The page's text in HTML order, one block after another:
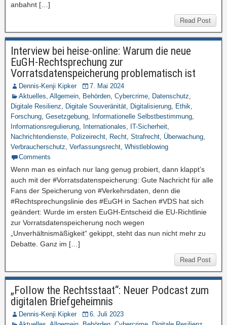
anbahnt […]
Read Post
Interview bei heise-online: Warum die neue
EuGH-Rechtsprechung zur
Vorratsdatenspeicherung problematisch ist
Dennis-Kenji Kipker
7. Mai 2024
Aktuelles, Allgemein, Behörden, Cybercrime, Datenschutz,
Digitale Resilienz, Digitale Souveränität, Digitalisierung, Ethik,
Forschung, Gesetzgebung, Informationelle Selbstbestimmung,
Informationsregulierung, Internationales, IT-Sicherheit,
Nachrichtendienste, Polizeirecht, Recht, Strafrecht, Überwachung,
Verbraucherschutz, Verfassungsrecht, Whistleblowing
Comments
Wenn man es einfach nur lang genug probiert, dann klappt’s
auch mit der #Vorratsdatenspeicherung: Gute Nachricht für alle
Fans der Speicherung von #Verkehrsdaten, denn die
#Rechtsprechungslinie des #EuGH in Sachen #VDS hat sich
geändert: Wurde im ersten EuGH-Entscheid die EU-Richtlinie
zur Vorratsdatenspeicherung noch wegen
„Unverhältnismäßigkeit“ gekippt, steht das nun nicht mehr zu
Debatte. Ganz im […]
Read Post
„Follow the Rechtsstaat“: Neuer Podcast zum
digitalen Briefgeheimnis
Dennis-Kenji Kipker
6. Juli 2023